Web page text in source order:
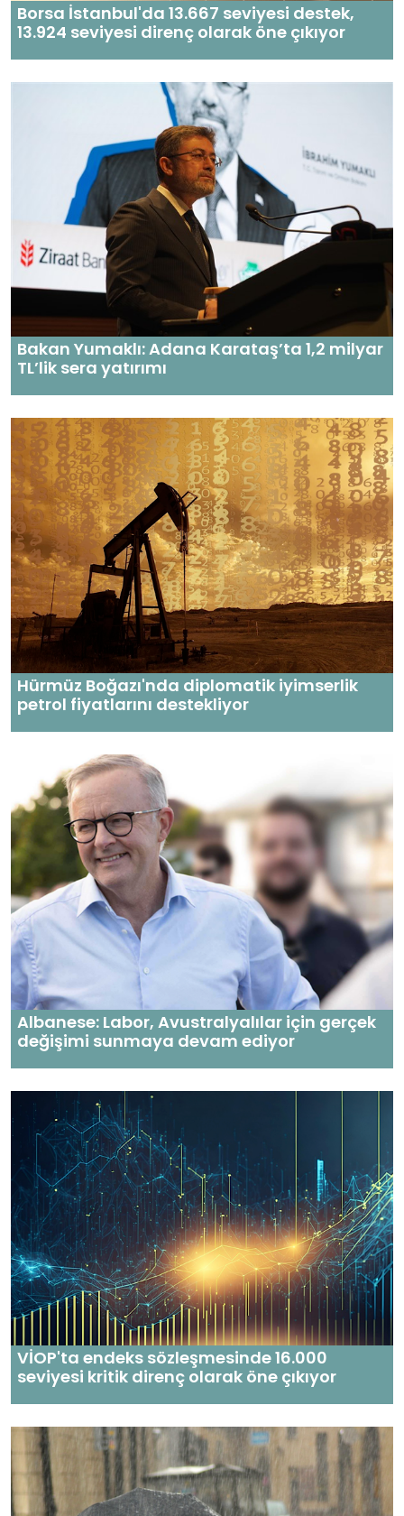
Borsa İstanbul'da 13.667 seviyesi destek,
13.924 seviyesi direnç olarak öne çıkıyor
Bakan Yumaklı: Adana Karataş’ta 1,2 milyar
TL’lik sera yatırımı
Hürmüz Boğazı'nda diplomatik iyimserlik
petrol fiyatlarını destekliyor
Albanese: Labor, Avustralyalılar için gerçek
değişimi sunmaya devam ediyor
VİOP'ta endeks sözleşmesinde 16.000
seviyesi kritik direnç olarak öne çıkıyor